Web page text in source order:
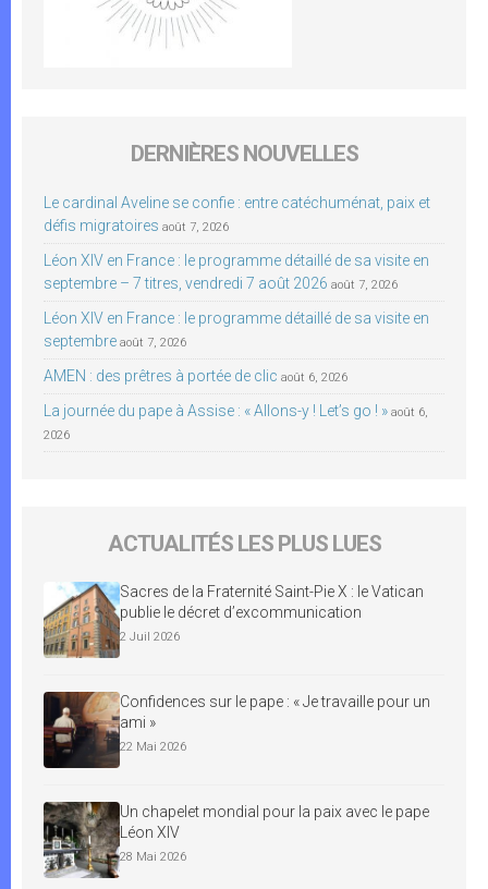
DERNIÈRES NOUVELLES
Le cardinal Aveline se confie : entre catéchuménat, paix et
défis migratoires août 7, 2026
Léon XIV en France : le programme détaillé de sa visite en
septembre – 7 titres, vendredi 7 août 2026 août 7, 2026
Léon XIV en France : le programme détaillé de sa visite en
septembre août 7, 2026
AMEN : des prêtres à portée de clic août 6, 2026
La journée du pape à Assise : « Allons-y ! Let’s go ! » août 6,
2026
ACTUALITÉS LES PLUS LUES
Sacres de la Fraternité Saint-Pie X : le Vatican
publie le décret d’excommunication
2 Juil 2026
Confidences sur le pape : « Je travaille pour un
ami »
22 Mai 2026
Un chapelet mondial pour la paix avec le pape
Léon XIV
28 Mai 2026